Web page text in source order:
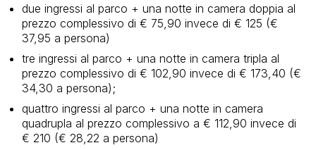
due ingressi al parco + una notte in camera doppia al
prezzo complessivo di € 75,90 invece di € 125 (€
37,95 a persona)
tre ingressi al parco + una notte in camera tripla al
prezzo complessivo di € 102,90 invece di € 173,40 (€
34,30 a persona);
quattro ingressi al parco + una notte in camera
quadrupla al prezzo complessivo a € 112,90 invece di
€ 210 (€ 28,22 a persona)